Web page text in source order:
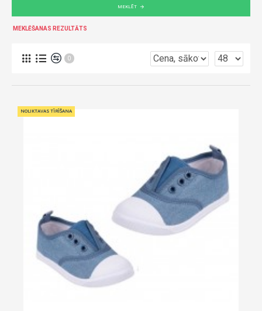
MEKLĒT
MEKLĒŠANAS REZULTĀTS
0
NOLIKTAVAS TĪRĪŠANA